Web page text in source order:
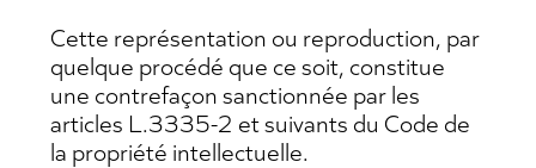
Cette représentation ou reproduction, par
quelque procédé que ce soit, constitue
une contrefaçon sanctionnée par les
articles L.3335-2 et suivants du Code de
la propriété intellectuelle.